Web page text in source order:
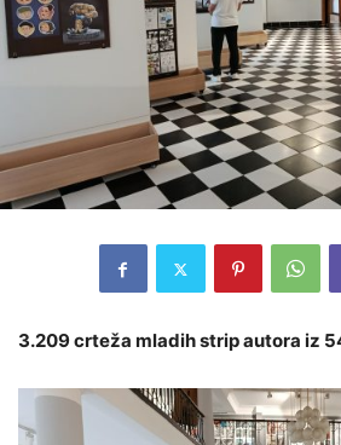
3.209 crteža mladih strip autora iz